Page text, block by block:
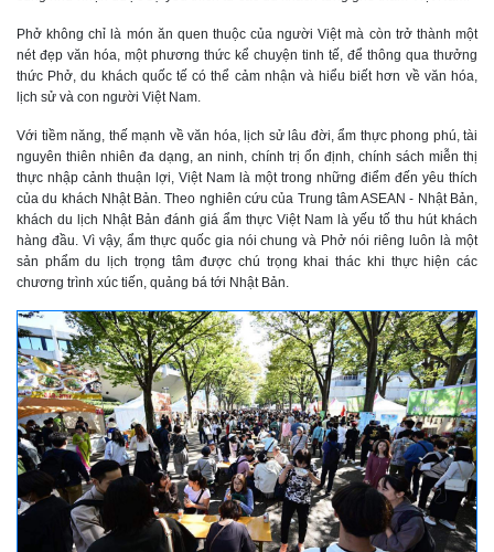
Phở không chỉ là món ăn quen thuộc của người Việt mà còn trở thành một
nét đẹp văn hóa, một phương thức kể chuyện tinh tế, để thông qua thưởng
thức Phở, du khách quốc tế có thể cảm nhận và hiểu biết hơn về văn hóa,
lịch sử và con người Việt Nam.
Với tiềm năng, thế mạnh về văn hóa, lịch sử lâu đời, ẩm thực phong phú, tài
nguyên thiên nhiên đa dạng, an ninh, chính trị ổn định, chính sách miễn thị
thực nhập cảnh thuận lợi, Việt Nam là một trong những điểm đến yêu thích
của du khách Nhật Bản. Theo nghiên cứu của Trung tâm ASEAN - Nhật Bản,
khách du lịch Nhật Bản đánh giá ẩm thực Việt Nam là yếu tố thu hút khách
hàng đầu. Vì vậy, ẩm thực quốc gia nói chung và Phở nói riêng luôn là một
sản phẩm du lịch trọng tâm được chú trọng khai thác khi thực hiện các
chương trình xúc tiến, quảng bá tới Nhật Bản.